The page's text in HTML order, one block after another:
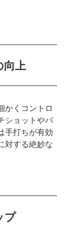
向上
かくコントロ
ショットやバ
手打ちが有効
対する絶妙な
プ